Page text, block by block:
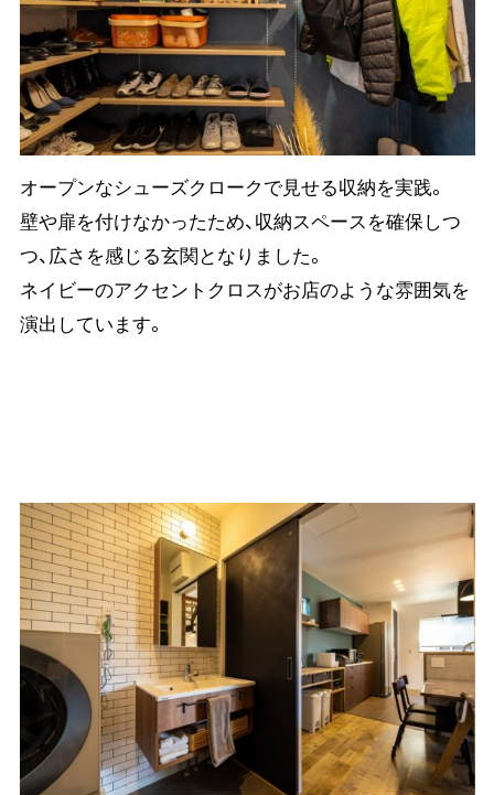
オープンなシューズクロークで見せる収納を実践。
壁や扉を付けなかったため、収納スペースを確保しつ
つ、広さを感じる玄関となりました。
ネイビーのアクセントクロスがお店のような雰囲気を
演出しています。